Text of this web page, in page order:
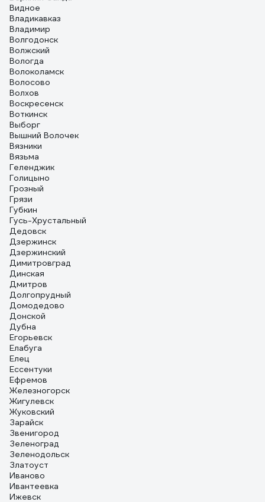
Видное
Владикавказ
Владимир
Волгодонск
Волжский
Вологда
Волоколамск
Волосово
Волхов
Воскресенск
Воткинск
Выборг
Вышний Волочек
Вязники
Вязьма
Геленджик
Голицыно
Грозный
Грязи
Губкин
Гусь-Хрустальный
Дедовск
Дзержинск
Дзержинский
Димитровград
Динская
Дмитров
Долгопрудный
Домодедово
Донской
Дубна
Егорьевск
Елабуга
Елец
Ессентуки
Ефремов
Железногорск
Жигулевск
Жуковский
Зарайск
Звенигород
Зеленоград
Зеленодольск
Златоуст
Иваново
Ивантеевка
Ижевск